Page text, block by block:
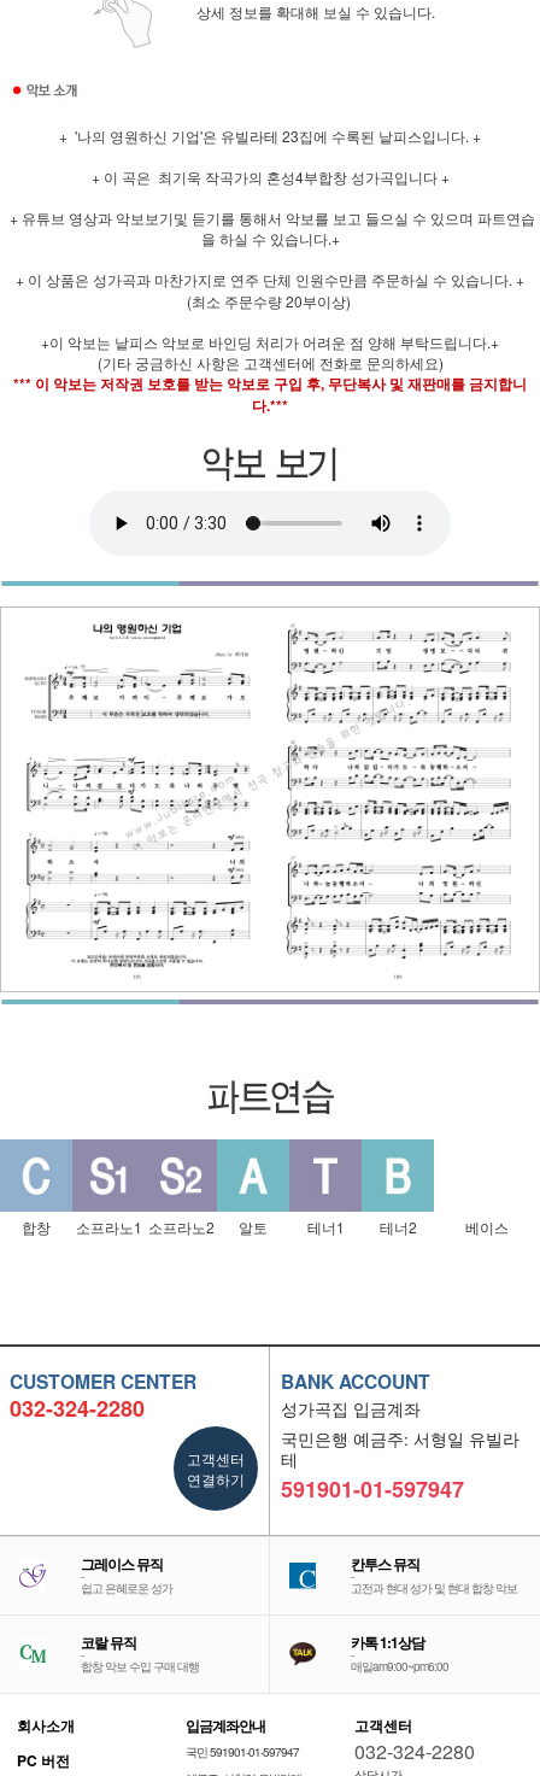
상세 정보를 확대해 보실 수 있습니다.
+ '나의 영원하신 기업'은 유빌라테 23집에 수록된 낱피스입니다. +
+ 이 곡은 최기욱 작곡가의 혼성4부합창 성가곡입니다 +
+ 유튜브 영상과 악보보기및 듣기를 통해서 악보를 보고 들으실 수 있으며 파트연습
을 하실 수 있습니다.+
+ 이 상품은 성가곡과 마찬가지로 연주 단체 인원수만큼 주문하실 수 있습니다. +
(최소 주문수량 20부이상)
+이 악보는 낱피스 악보로 바인딩 처리가 어려운 점 양해 부탁드립니다.+
(기타 궁금하신 사항은 고객센터에 전화로 문의하세요)
*** 이 악보는 저작권 보호를 받는 악보로 구입 후, 무단복사 및 재판매를 금지합니
다.***
합창 소프라노1 소프라노2 알토 테너1 테너2 베이스
CUSTOMER CENTER
032-324-2280
고객센터
연결하기
BANK ACCOUNT
성가곡집 입금계좌
국민은행 예금주: 서형일 유빌라
테
591901-01-597947
그레이스 뮤직
-
쉽고 은혜로운 성가
칸투스 뮤직
-
고전과 현대 성가 및 현대 합창 악보
코랄 뮤직
-
합창 악보 수입 구매 대행
카톡 1:1상담
-
매일am9:00~pm6:00
회사소개
PC 버전
입금계좌안내
국민 591901-01-597947
고객센터
032-324-2280